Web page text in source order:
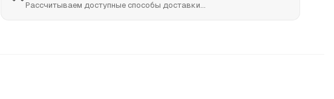
Рассчитываем доступные способы доставки...